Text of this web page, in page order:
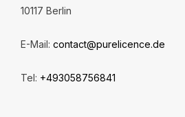
10117 Berlin
E-Mail: contact@purelicence.de
Tel: +493058756841